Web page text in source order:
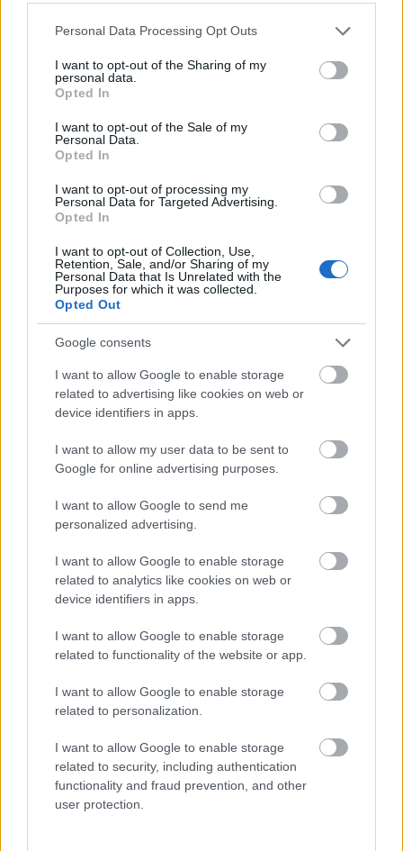
Please note that this website/app uses one or more Google
not limited to your visit or usage behaviour. You may click to
grant or deny consent to Google and its third-party tags to
use your data for below specified purposes in below Google
consent section.
Personal Data Processing Opt Outs
I want to opt-out of the Sharing of my
personal data.
Opted In
I want to opt-out of the Sale of my
Personal Data.
Opted In
I want to opt-out of processing my
Personal Data for Targeted Advertising.
Opted In
I want to opt-out of Collection, Use,
Retention, Sale, and/or Sharing of my
Personal Data that Is Unrelated with the
Purposes for which it was collected.
Opted Out
Google consents
I want to allow Google to enable storage
related to advertising like cookies on web or
device identifiers in apps.
I want to allow my user data to be sent to
Google for online advertising purposes.
I want to allow Google to send me
personalized advertising.
I want to allow Google to enable storage
related to analytics like cookies on web or
device identifiers in apps.
I want to allow Google to enable storage
related to functionality of the website or app.
I want to allow Google to enable storage
related to personalization.
I want to allow Google to enable storage
related to security, including authentication
functionality and fraud prevention, and other
user protection.
történet jóval túlmutat a hagyományos
vállalatértékelésen. Az MBH Befektetési
Bank elemzői értékelték a vállalat
részvénykibocsátási programját.
Az Elon Musk vezette cég a jelenlegi árazás
mellett mintegy 1750 milliárd dolláros értéken
léphet piacra, ami azt jelenti, hogy
gyakorlatilag azonnal a világ legnagyobb
tőzsdei vállalatai közé kerülne. Ez a lépték
önmagában is paradigmaváltást jelez:
értelemben vett ipari vagy technológiai
céget áraznak, hanem egy potenciális
„infrastruktúra-platformot”, amely az
űripartól az internetszolgáltatáson át
egészen a mesterséges intelligenciáig
terjed.
Nem klasszikus IPO –
kontroll és szűk
közkézhányad
A konstrukció már önmagában sokat elárul
arról, hogyan érdemes értelmezni a